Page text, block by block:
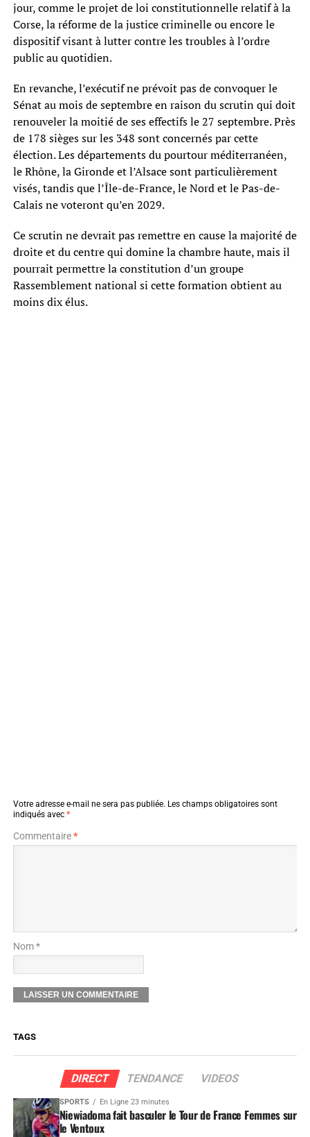
jour, comme le projet de loi constitutionnelle relatif à la
Corse, la réforme de la justice criminelle ou encore le
dispositif visant à lutter contre les troubles à l’ordre
public au quotidien.
En revanche, l’exécutif ne prévoit pas de convoquer le
Sénat au mois de septembre en raison du scrutin qui doit
renouveler la moitié de ses effectifs le 27 septembre. Près
de 178 sièges sur les 348 sont concernés par cette
élection. Les départements du pourtour méditerranéen,
le Rhône, la Gironde et l’Alsace sont particulièrement
visés, tandis que l’Île-de-France, le Nord et le Pas-de-
Calais ne voteront qu’en 2029.
Ce scrutin ne devrait pas remettre en cause la majorité de
droite et du centre qui domine la chambre haute, mais il
pourrait permettre la constitution d’un groupe
Rassemblement national si cette formation obtient au
moins dix élus.
Votre adresse e-mail ne sera pas publiée. Les champs obligatoires sont
indiqués avec *
Commentaire*
Nom *
TAGS
DIRECT TENDANCE VIDEOS
SPORTS En Ligne 23 minutes
Niewiadoma fait basculer le Tour de France Femmes sur
le Ventoux